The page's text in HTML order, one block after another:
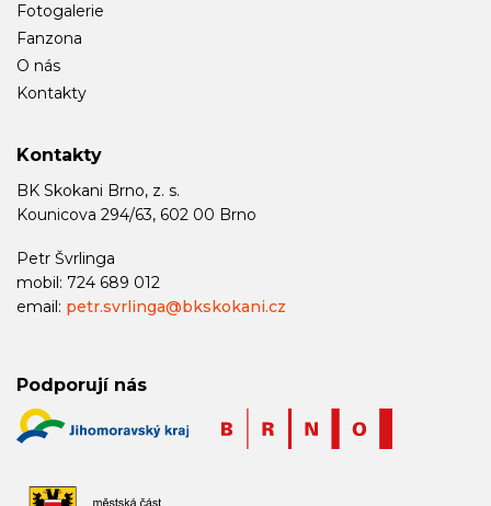
Fotogalerie
Fanzona
O nás
Kontakty
Kontakty
BK Skokani Brno, z. s.
Kounicova 294/63, 602 00 Brno
Petr Švrlinga
mobil: 724 689 012
email: petr.svrlinga@bkskokani.cz
Podporují nás